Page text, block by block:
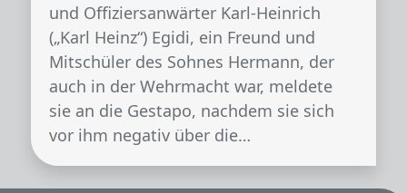
und Offiziersanwärter Karl-Heinrich
(„Karl Heinz“) Egidi, ein Freund und
Mitschüler des Sohnes Hermann, der
auch in der Wehrmacht war, meldete
sie an die Gestapo, nachdem sie sich
vor ihm negativ über die…